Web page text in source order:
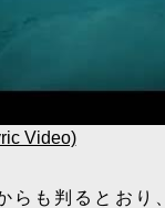
Video)
も判るとおり